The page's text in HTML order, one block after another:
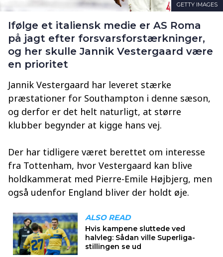
GETTY IMAGES
Ifølge et italiensk medie er AS Roma
på jagt efter forsvarsforstærkninger,
og her skulle Jannik Vestergaard være
en prioritet
Jannik Vestergaard har leveret stærke
præstationer for Southampton i denne sæson,
og derfor er det helt naturligt, at større
klubber begynder at kigge hans vej.
Der har tidligere været berettet om interesse
fra Tottenham, hvor Vestergaard kan blive
holdkammerat med Pierre-Emile Højbjerg, men
også udenfor England bliver der holdt øje.